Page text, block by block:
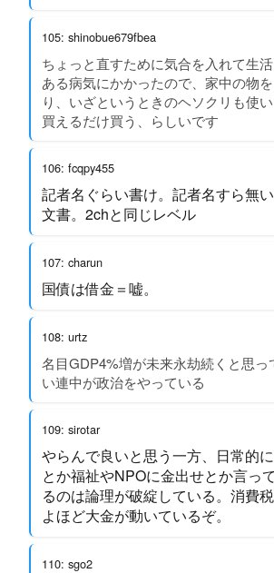
105: shinobue679fbea
ちょっと直すために気合を入れて生
ある病気にかかったので、家中の物
り、いざというときのヘソクリも使
買えるだけ買う、らしいです
106: fcqpy455
記者名ぐらい書け。記者名すら無
文書。2chと同じレベル
107: charun
国債は借金＝嘘。
108: urtz
名目GDP4%増が未来永劫続くと思っ
い連中が政治をやっている
109: sirotar
やらんで良いと思う一方、日常的
とか福祉やNPOに金出せとか言っ
るのは論理が破綻している。消費
よほど大金が動いているぞ。
110: sgo2